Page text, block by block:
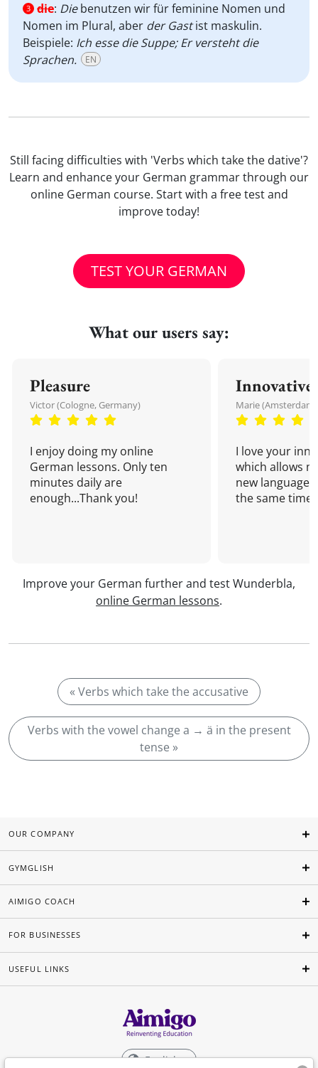
3 die: Diebenutzen wir für feminine Nomen und
Nomen im Plural, aber der Gastist maskulin.
Beispiele: Ich esse die Suppe; Er versteht die
Sprachen.
EN
Still facing difficulties with 'Verbs which take the dative'?
Learn and enhance your German grammar through our
online German course. Start with a free test and
improve today!
TEST YOUR GERMAN
What our users say:
Pleasure
Victor (Cologne, Germany)
I enjoy doing my online
German lessons. Only ten
minutes daily are
enough...Thank you!
Innovative
Marie
I love your
which allows
new language
the same time!
Improve your German further and test Wunderbla,
online German lessons.
« Verbs which take the accusative
Verbs with the vowel change a → ä in the present
tense »
OUR COMPANY
GYMGLISH
AIMIGO COACH
FOR BUSINESSES
USEFUL LINKS
English